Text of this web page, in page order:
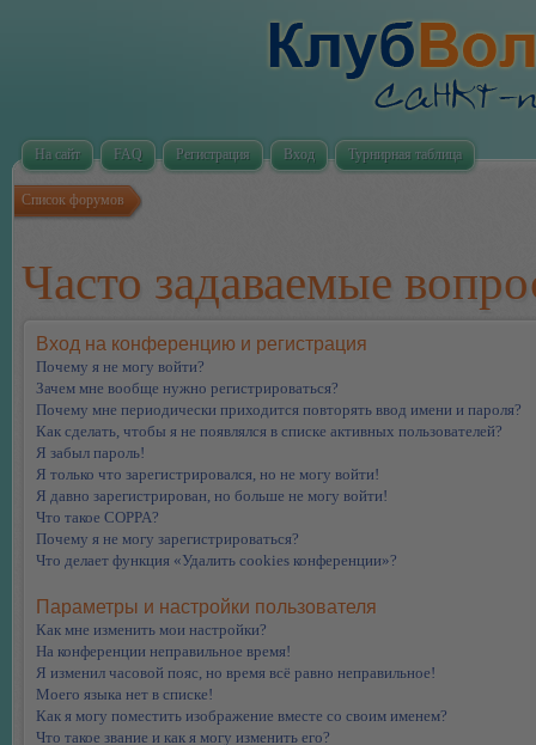
На сайт FAQ Регистрация Вход Турнирная таблица
Список форумов
Часто задаваемые
Вход на конференцию и регистрация
Почему я не могу войти?
Зачем мне вообще нужно регистрироваться?
Почему мне периодически приходится повторять ввод имени и пароля?
Как сделать, чтобы я не появлялся в списке активных пользователей?
Я забыл пароль!
Я только что зарегистрировался, но не могу войти!
Я давно зарегистрирован, но больше не могу войти!
Что такое COPPA?
Почему я не могу зарегистрироваться?
Что делает функция «Удалить cookies конференции»?
Параметры и настройки пользователя
Как мне изменить мои настройки?
На конференции неправильное время!
Я изменил часовой пояс, но время всё равно неправильное!
Моего языка нет в списке!
Как я могу поместить изображение вместе со своим именем?
Что такое звание и как я могу изменить его?